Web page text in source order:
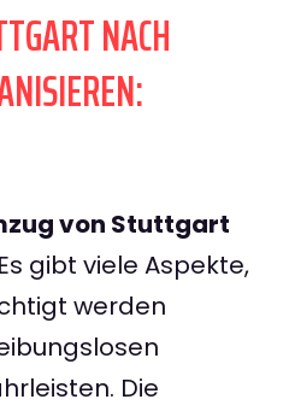
NACH
von Stuttgart
gibt viele Aspekte,
werden
Die